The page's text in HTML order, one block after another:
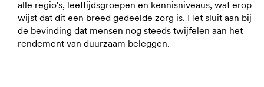
alle regio's, leeftijdsgroepen en kennisniveaus, wat erop
wijst dat dit een breed gedeelde zorg is. Het sluit aan bij
de bevinding dat mensen nog steeds twijfelen aan het
rendement van duurzaam beleggen.